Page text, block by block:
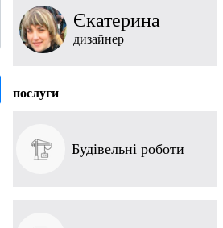
Єкатерина
дизайнер
послуги
Будівельні роботи